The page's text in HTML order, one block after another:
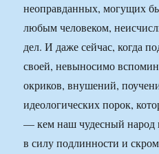
неоправданных, могущих
любым человеком,
дел. И даже сейчас, когда
своей, невыносимо
окриков, внушений,
идеологических порок,
— кем наш чудесный народ
в силу подлинности и